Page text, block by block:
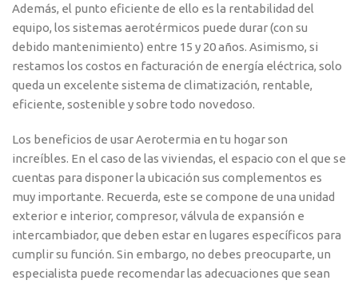
Además, el punto eficiente de ello es la rentabilidad del
equipo, los sistemas aerotérmicos puede durar (con su
debido mantenimiento) entre 15 y 20 años. Asimismo, si
restamos los costos en facturación de energía eléctrica, solo
queda un excelente sistema de climatización, rentable,
eficiente, sostenible y sobre todo novedoso.
Los beneficios de usar Aerotermia en tu hogar son
increíbles. En el caso de las viviendas, el espacio con el que se
cuentas para disponer la ubicación sus complementos es
muy importante. Recuerda, este se compone de una unidad
exterior e interior, compresor, válvula de expansión e
intercambiador, que deben estar en lugares específicos para
cumplir su función. Sin embargo, no debes preocuparte, un
especialista puede recomendar las adecuaciones que sean